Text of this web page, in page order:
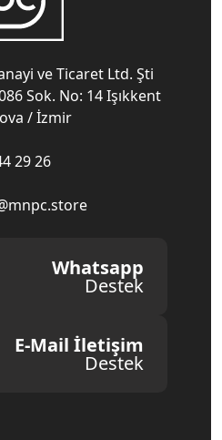
ve Ticaret Ltd. Şti
Sok. No: 14 Işıkkent
/ İzmir
29 26
Whatsapp
Destek
E-Mail İletişim
Destek